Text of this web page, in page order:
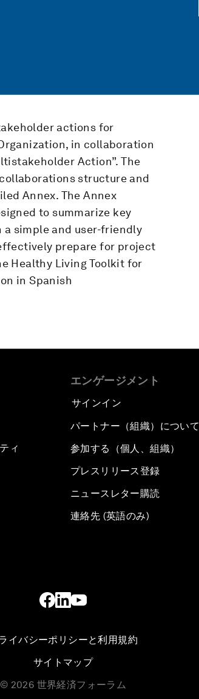
actions for
in collaboration
Action”. The
structure and
Annex. The Annex
to summarize key
simple and user-friendly
prepare for project
Healthy Living Toolkit for
in Spanish
ィ
エンゲージメント
サインイン
パートナー（組織）について
参加する（個人、組織）
プレスリリース登録
ニュースレター購読
連絡先 (英語のみ)
イバシーポリシーと利用規約
サイトマップ
© 2026 世界経済フォーラム